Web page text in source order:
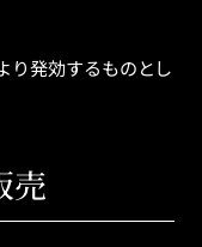
り発効するものとし
売